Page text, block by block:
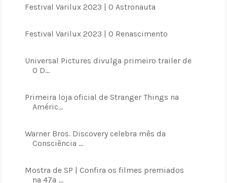
Festival Varilux 2023 | O Astronauta
Festival Varilux 2023 | O Renascimento
Universal Pictures divulga primeiro trailer de
O D...
Primeira loja oficial de Stranger Things na
Améric...
Warner Bros. Discovery celebra mês da
Consciência ...
Mostra de SP | Confira os filmes premiados
na 47ª ...